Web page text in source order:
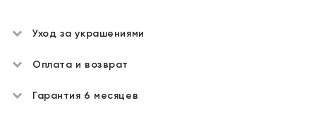
Уход за украшениями
Оплата и возврат
Гарантия 6 месяцев